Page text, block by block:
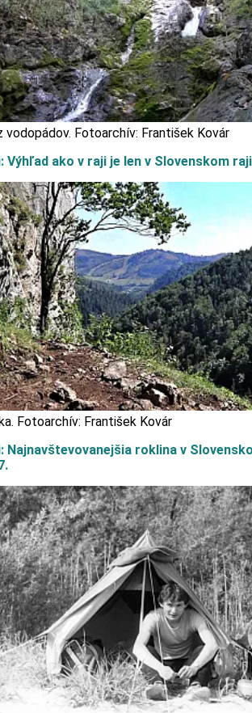
vodopádov. Fotoarchív: František Kovár
Výhľad ako v raji je len v Slovenskom
Fotoarchív: František Kovár
Najnavštevovanejšia roklina v